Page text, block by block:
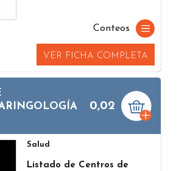
Conteos
VER FICHA COMPLETA
0,02
Salud
Listado de Centros de